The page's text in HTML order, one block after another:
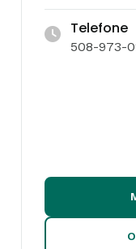
Telefone
508-973-